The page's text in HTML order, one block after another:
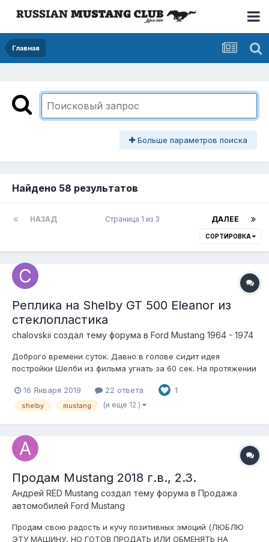
Главная
Больше параметров поиска
Найдено 58 результатов
НАЗАД ДАЛЕЕ
Страница 1 из 3
СОРТИРОВКА
Реплика на Shelby GT 500 Eleanor из
стеклопластика
chalovskii создал тему форума в Ford Mustang 1964 - 1974
Доброго времени суток. Давно в голове сидит идея
постройки Шелби из фильма угнать за 60 сек. На протяжении
матрицы с оригинального мустанга 1968г После снятия
матриц довел их до ума и собрал в металлическом каркасе
16 Января 2019 22 ответа 1
shelby mustang (и еще 12 )
Продам Mustang 2018 г.в., 2.3.
Андрей RED Mustang создал тему форума в Продажа
автомобилей Ford Mustang
Продам свою радость и кучу позитивных эмоций (ЛЮБЛЮ
ЭТУ МАШИНУ, НО ГОТОВ ПРОДАТЬ ИЛИ ОБМЕНЯТЬ НА